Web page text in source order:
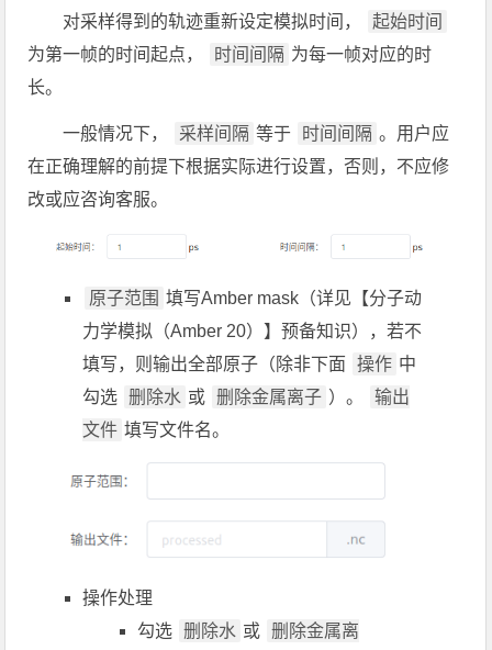
对采样得到的轨迹重新设定模拟时间，
起始时间
为第一帧的时间起点，
时间间隔 为每一帧对应的时
长。
一般情况下， 采样间隔 等于 时间间隔 。用户应
在正确理解的前提下根据实际进行设置，否则，不应修
改或应咨询客服。
原子范围 填写Amber mask（详见【分子动
力学模拟（Amber 20） 】预备知识），若不
填写，则输出全部原子（除非下面
操作 中
勾选
删除水 或 删除金属离子 ）。
输出
文件 填写文件名。
操作处理
勾选
删除水 或
删除金属离